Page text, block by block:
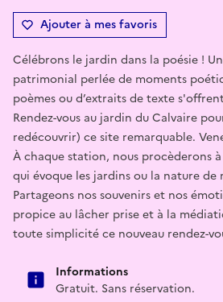
Ajouter à mes favoris
Célébrons le jardin dans la poésie !
patrimonial perlée de moments
poèmes ou d’extraits de texte
Rendez-vous au jardin du Calvaire
redécouvrir) ce site remarquable.
À chaque station, nous procèderons
qui évoque les jardins ou la nature de
Partageons nos souvenirs et nos
propice au lâcher prise et à la
toute simplicité ce nouveau rendez-
Informations
Gratuit. Sans réservation.